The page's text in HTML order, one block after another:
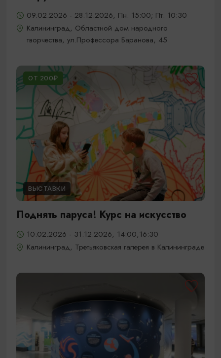
09.02.2026 - 28.12.2026, Пн. 15:00; Пт. 10:30
Калининград, Областной дом народного
творчества, ул.Профессора Баранова, 45
ОТ 200₽
ВЫСТАВКИ
Поднять паруса! Курс на искусство
10.02.2026 - 31.12.2026, 14:00,16:30
Калининград, Третьяковская галерея в Калининграде